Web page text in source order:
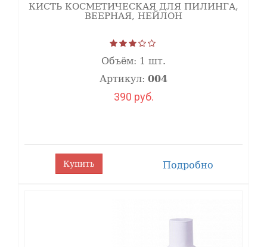
КИСТЬ КОСМЕТИЧЕСКАЯ ДЛЯ ПИЛИНГА,
ВЕЕРНАЯ, НЕЙЛОН
Объём: 1 шт.
Артикул: 004
390 руб.
Купить Подробно